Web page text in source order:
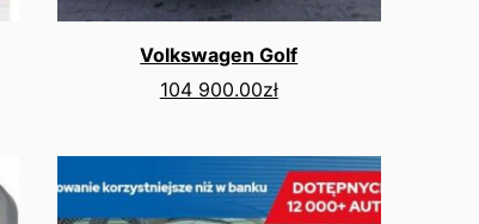
Volkswagen Golf
104 900.00zł